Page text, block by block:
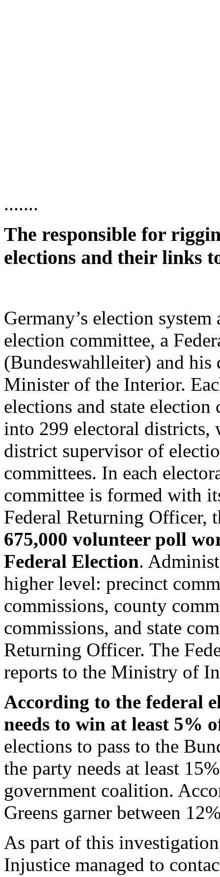
.......
The responsible for
elections and their links
Germany’s election
election committee, a
(Bundeswahlleiter) and his
Minister of the Interior.
elections and state
into 299 electoral districts,
district supervisor of
committees. In each
committee is formed with
Federal Returning Officer,
675,000 volunteer poll
Federal Election.
higher level: precinct
commissions, county
commissions, and state
Returning Officer. The
reports to the Ministry of
According to the federal
needs to win at least 5%
elections to pass to the
the party needs at least
government coalition.
Greens garner between
As part of this
Injustice managed to